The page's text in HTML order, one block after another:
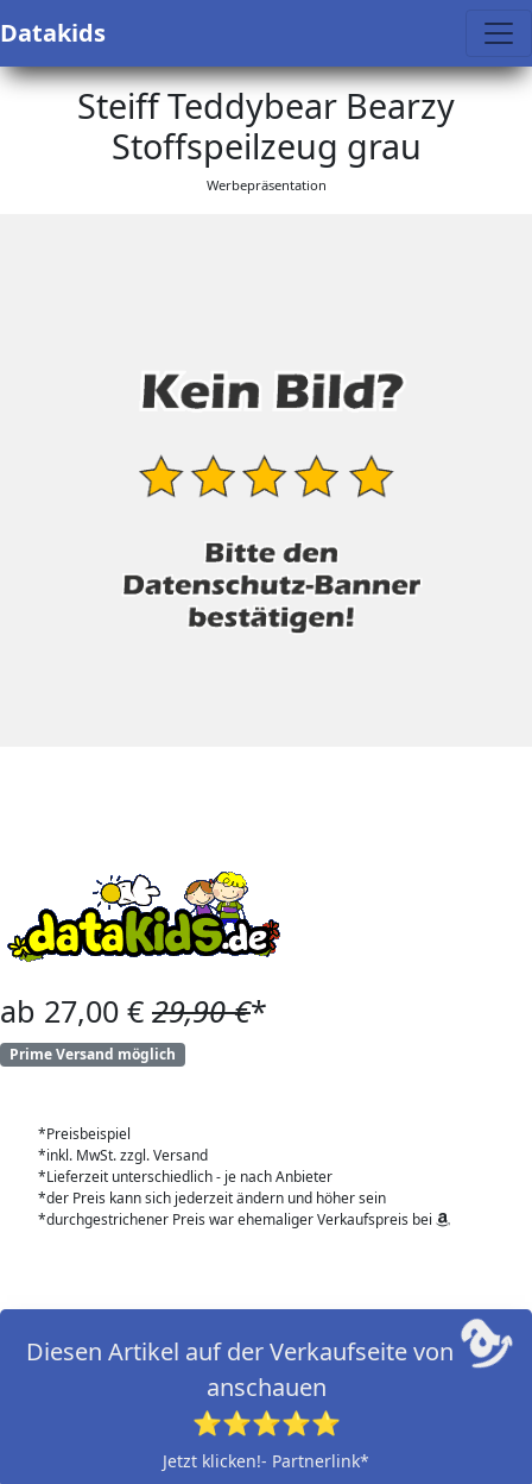
Datakids
Steiff Teddybear Bearzy
Stoffspeilzeug grau
Werbepräsentation
ab 27,00 € 29,90 €*
Prime Versand möglich
*Preisbeispiel
*inkl. MwSt. zzgl. Versand
*Lieferzeit unterschiedlich - je nach Anbieter
*der Preis kann sich jederzeit ändern und höher sein
*durchgestrichener Preis war ehemaliger Verkaufspreis bei
Diesen Artikel auf der Verkaufseite von
anschauen
⭐⭐⭐⭐⭐
Jetzt klicken!- Partnerlink*